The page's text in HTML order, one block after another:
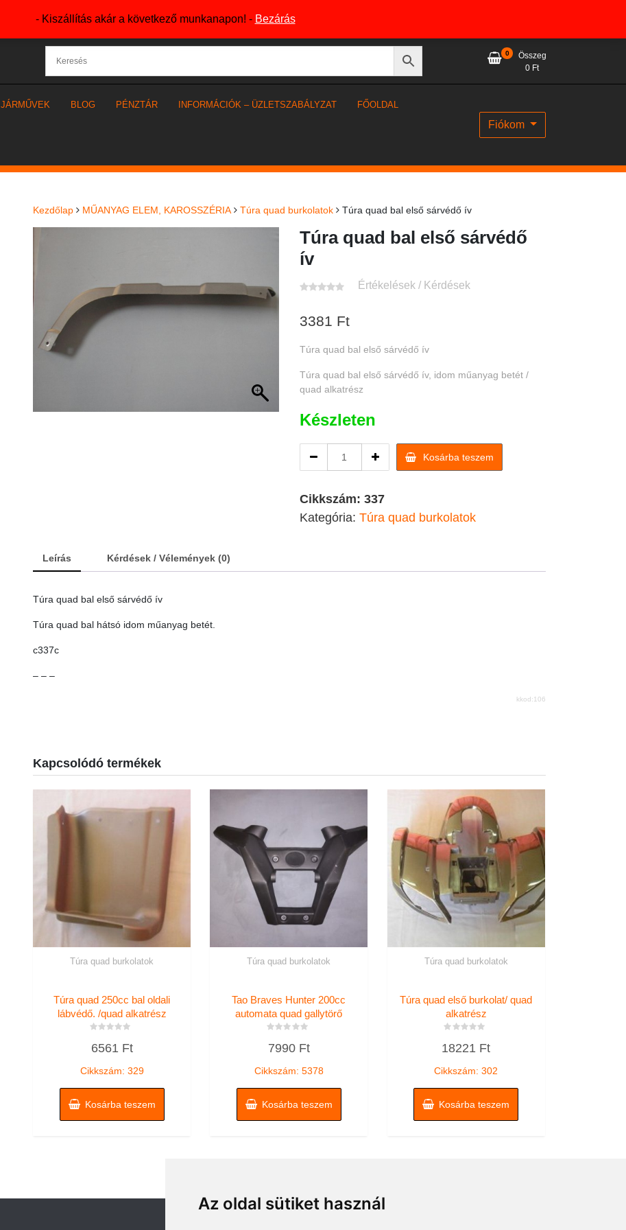
Az oldal sütiket használ
- Kiszállítás akár a következő munkanapon! - Bezárás
0
Összeg
0 Ft
JÁRMŰVEK BLOG PÉNZTÁR INFORMÁCIÓK – ÜZLETSZABÁLYZAT FŐOLDAL
Fiókom
Kezdőlap MŰANYAG ELEM, KAROSSZÉRIA Túra quad burkolatok Túra quad bal első sárvédő ív
Túra quad bal első sárvédő
ív
Értékelések / Kérdések
3381 Ft
Túra quad bal első sárvédő ív
Túra quad bal első sárvédő ív, idom műanyag betét /
quad alkatrész
Készleten
quad
első
ív
Kosárba teszem
Cikkszám: 337
Kategória: Túra quad burkolatok
Leírás Kérdések / Vélemények (0)
Túra quad bal első sárvédő ív
Túra quad bal hátsó idom műanyag betét.
c337c
– – –
kkod:106
Kapcsolódó termékek
Túra quad burkolatok
Túra quad 250cc bal oldali
lábvédő. /quad alkatrész
06561 Ft
Cikkszám: 329
Kosárba teszem
Túra quad burkolatok
Tao Braves Hunter 200cc
automata quad gallytörő
0
7990 Ft
Cikkszám: 5378
Kosárba teszem
Túra quad burkolatok
Túra quad első burkolat/ quad
alkatrész
0
18221 Ft
Cikkszám: 302
Kosárba teszem